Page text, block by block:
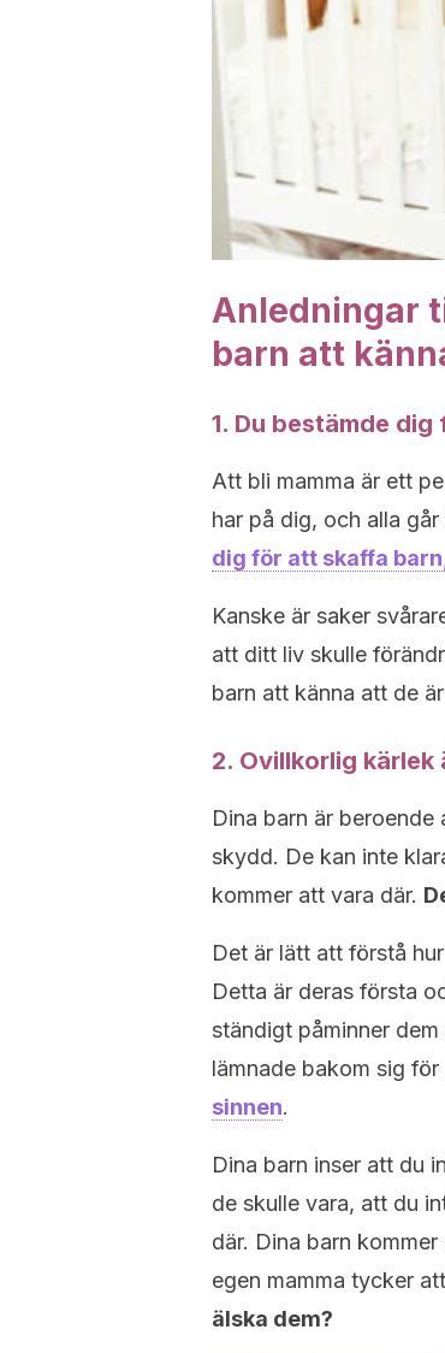
Anledningar
barn att
1. Du bestämde
Att bli mamma är ett
har på dig, och alla
dig för att skaffa barn,
Kanske är saker
att ditt liv skulle
barn att känna att de
2. Ovillkorlig kärlek
Dina barn är
skydd. De kan inte
kommer att vara där.
Det är lätt att förstå
Detta är deras första
ständigt påminner
lämnade bakom sig
sinnen.
Dina barn inser att du
de skulle vara, att du
där. Dina barn
egen mamma tycker
älska dem?